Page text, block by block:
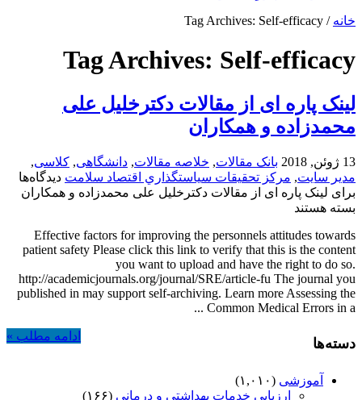
خانه /
Tag Archives: Self-efficacy
Tag Archives: Self-efficacy
لینک پاره ای از مقالات دکترخلیل علی
محمدزاده و همکاران
13 ژوئن, 2018 بانک مقالات, خلاصه مقالات, دانشگاهی, کلاسی,
مدیر سایت, مركز تحقيقات سياستگذاري اقتصاد سلامت دیدگاه‌ها
برای لینک پاره ای از مقالات دکترخلیل علی محمدزاده و همکاران
بسته هستند
Effective factors for improving the personnels attitudes towards
patient safety Please click this link to verify that this is the content
you want to upload and have the right to do so.
http://academicjournals.org/journal/SRE/article-fu The journal you
published in may support self-archiving. Learn more Assessing the
Common Medical Errors in a ...
ادامه مطلب » دسته‌ها
آموزشی (۱,۰۱۰)
ارزیابی خدمات بهداشتی و درمانی (۱۶۶)